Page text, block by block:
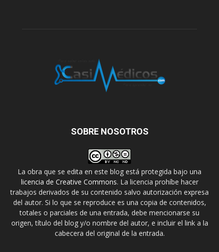
SOBRE NOSOTROS
La obra que se edita en este blog está protegida bajo una
licencia de Creative Commons. La licencia prohíbe hacer
trabajos derivados de su contenido salvo autorización expresa
del autor. Si lo que se reproduce es una copia de contenidos,
totales o parciales de una entrada, debe mencionarse su
origen, título del blog y/o nombre del autor, e incluir el link a la
cabecera del original de la entrada.